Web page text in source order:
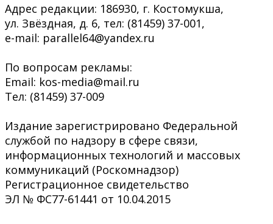
Адрес редакции: 186930, г. Костомукша,
ул. Звёздная, д. 6, тел: (81459) 37-001,
e-mail: parallel64@yandex.ru
По вопросам рекламы:
Email: kos-media@mail.ru
Тел: (81459) 37-009
Издание зарегистрировано Федеральной
службой по надзору в сфере связи,
информационных технологий и массовых
коммуникаций (Роскомнадзор)
Регистрационное свидетельство
ЭЛ № ФС77-61441 от 10.04.2015